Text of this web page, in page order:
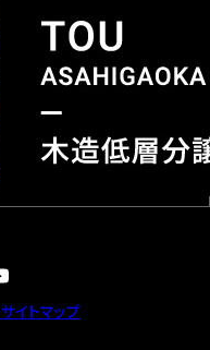
サイトマップ